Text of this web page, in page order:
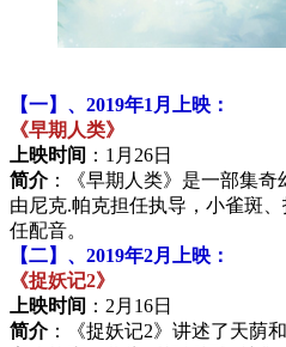
【一】、2019年1月上映：
《早期人类》
上映时间 ：1月26日
简介：《早期人类》是一部集奇
由尼克.帕克担任执导，小雀斑
任配音。
【二】、2019年2月上映：
《捉妖记2》
上映时间 ：2月16日
简介：《捉妖记2》讲述了天荫